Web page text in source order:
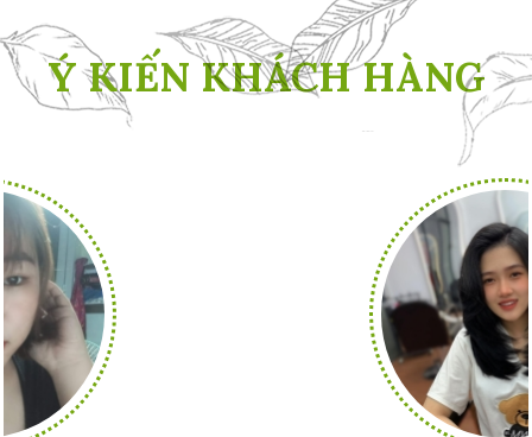
Ý KIẾN KHÁCH HÀNG